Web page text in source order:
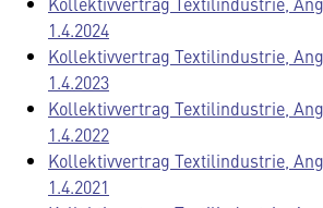
1.4.2024
Kollektivvertrag Textilindustrie,
1.4.2023
Kollektivvertrag Textilindustrie,
1.4.2022
Kollektivvertrag Textilindustrie,
1.4.2021